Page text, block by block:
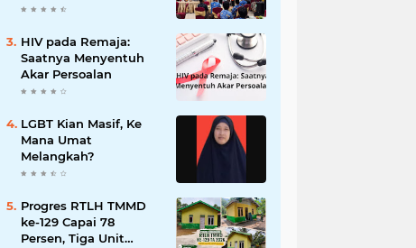
TKD di Lima Puluh
HIV pada Remaja:
Saatnya Menyentuh
Akar Persoalan
LGBT Kian Masif, Ke
Mana Umat
Melangkah?
Progres RTLH TMMD
ke-129 Capai 78
Persen, Tiga Unit